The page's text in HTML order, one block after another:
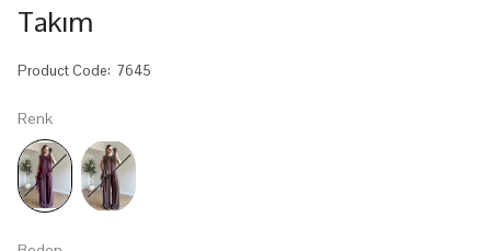
Takım
Product Code: 7645
Renk